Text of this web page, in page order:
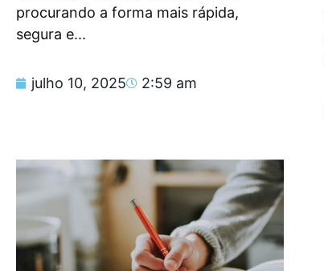
procurando a forma mais rápida,
segura e...
julho 10, 2025 2:59 am